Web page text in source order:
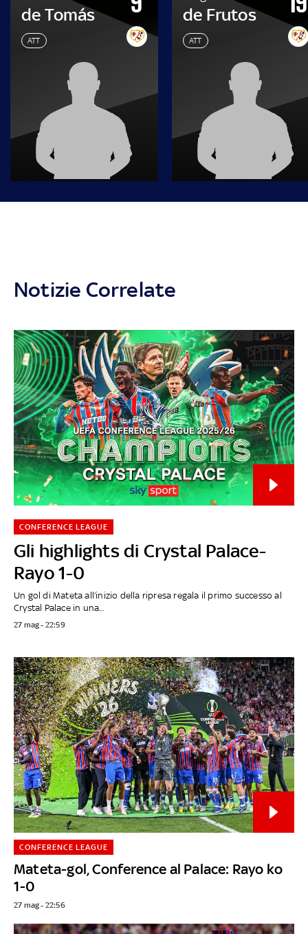
de Tomás
ATT
de Frutos
ATT
Notizie Correlate
Gli highlights di Crystal Palace-
Rayo 1-0
CONFERENCE LEAGUE
Un gol di Mateta all’inizio della ripresa regala il primo successo al
Crystal Palace in una...
27 mag - 22:59
Mateta-gol, Conference al Palace: Rayo ko
1-0
CONFERENCE LEAGUE
27 mag - 22:56